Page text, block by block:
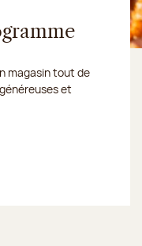
magasin tout de
et